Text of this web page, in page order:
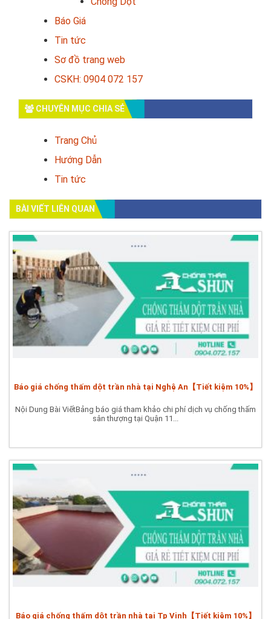
Báo Giá
Tin tức
Sơ đồ trang web
CSKH: 0904 072 157
CHUYÊN MỤC CHIA SẺ
Trang Chủ
Hướng Dẫn
Tin tức
BÀI VIẾT LIÊN QUAN
Báo giá chống thấm dột trần nhà tại Nghệ An【Tiết kiệm 10%】
Nội Dung Bài ViếtBảng báo giá tham khảo chi phí dịch vụ chống thấm
sân thượng tại Quận 11...
Báo giá chống thấm dột trần nhà tại Tp Vinh【Tiết kiệm 10%】